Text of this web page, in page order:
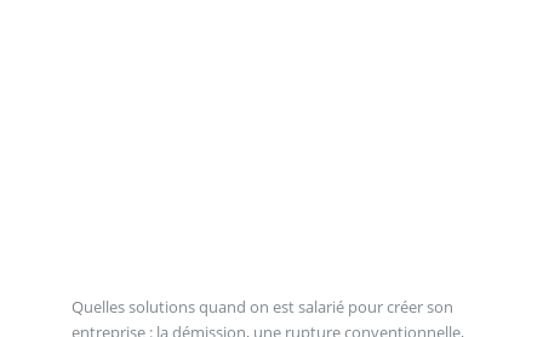
Quelles solutions quand on est salarié pour créer son
entreprise : la démission, une rupture conventionnelle,